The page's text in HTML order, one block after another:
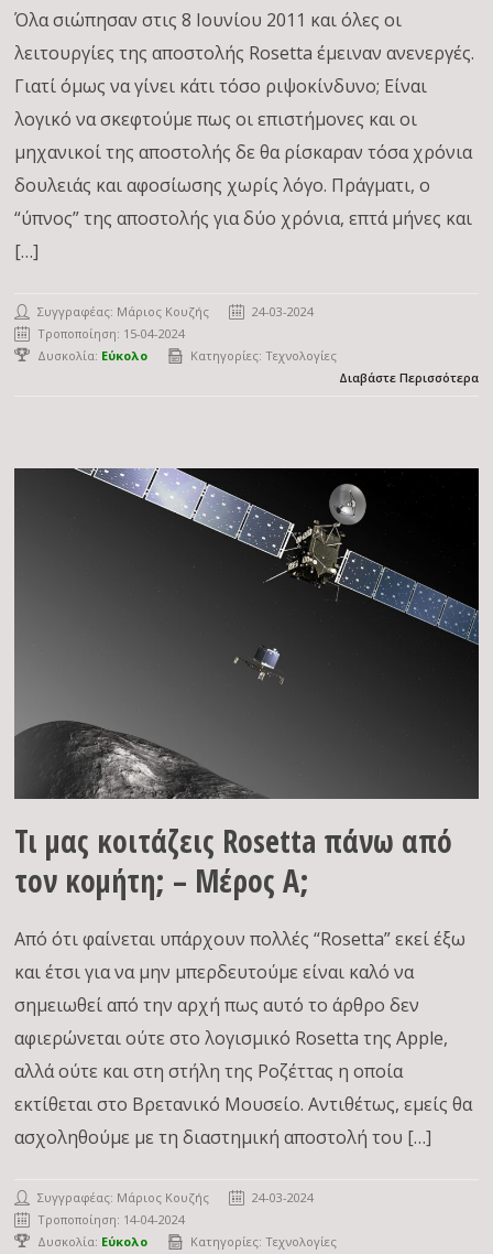
Όλα σιώπησαν στις 8 Ιουνίου 2011 και όλες οι
λειτουργίες της αποστολής Rosetta έμειναν ανενεργές.
Γιατί όμως να γίνει κάτι τόσο ριψοκίνδυνο; Είναι
λογικό να σκεφτούμε πως οι επιστήμονες και οι
μηχανικοί της αποστολής δε θα ρίσκαραν τόσα χρόνια
δουλειάς και αφοσίωσης χωρίς λόγο. Πράγματι, ο
“ύπνος” της αποστολής για δύο χρόνια, επτά μήνες και
[…]
Συγγραφέας: Μάριος Κουζής
24-03-2024
Τροποποίηση: 15-04-2024
Δυσκολία: Εύκολο Κατηγορίες:Τεχνολογίες
Διαβάστε Περισσότερα
Τι μας κοιτάζεις Rosetta πάνω από
τον κομήτη; – Μέρος Α;
Από ότι φαίνεται υπάρχουν πολλές “Rosetta” εκεί έξω
και έτσι για να μην μπερδευτούμε είναι καλό να
σημειωθεί από την αρχή πως αυτό το άρθρο δεν
αφιερώνεται ούτε στο λογισμικό Rosetta της Apple,
αλλά ούτε και στη στήλη της Ροζέττας η οποία
εκτίθεται στο Βρετανικό Μουσείο. Αντιθέτως, εμείς θα
ασχοληθούμε με τη διαστημική αποστολή του […]
Συγγραφέας: Μάριος Κουζής
24-03-2024
Τροποποίηση: 14-04-2024
Δυσκολία: Εύκολο Κατηγορίες:Τεχνολογίες